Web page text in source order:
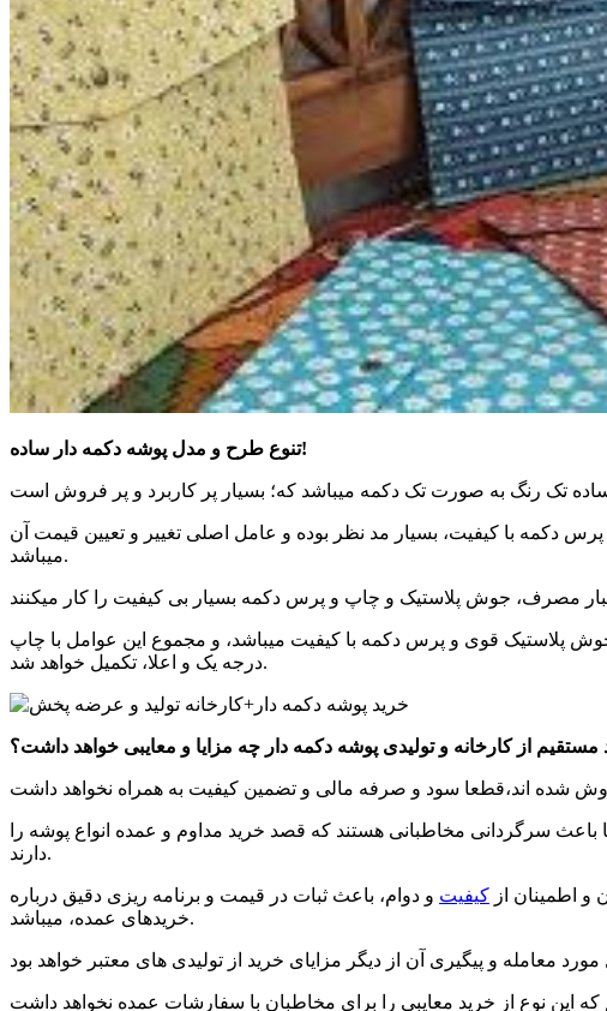
تنوع طرح و مدل پوشه دکمه دار ساده!
دکمه با کیفیت، بسیار مد نظر بوده و عامل اصلی تغییر و تعیین قیمت آن
میباشد.
پلاستیک قوی و پرس دکمه با کیفیت میباشد، و مجموع این عوامل با چاپ
درجه یک و اعلا، تکمیل خواهد شد.
مستقیم از کارخانه و تولیدی پوشه دکمه دار چه مزایا و معایبی خواهد داشت؟
سرگردانی مخاطبانی هستند که قصد خرید مداوم و عمده انواع پوشه را
دارند.
و اطمینان از کیفیت و دوام، باعث ثبات در قیمت و برنامه ریزی دقیق درباره
خریدهای عمده، میباشد.